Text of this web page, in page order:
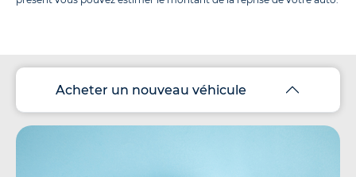
Acheter un nouveau véhicule